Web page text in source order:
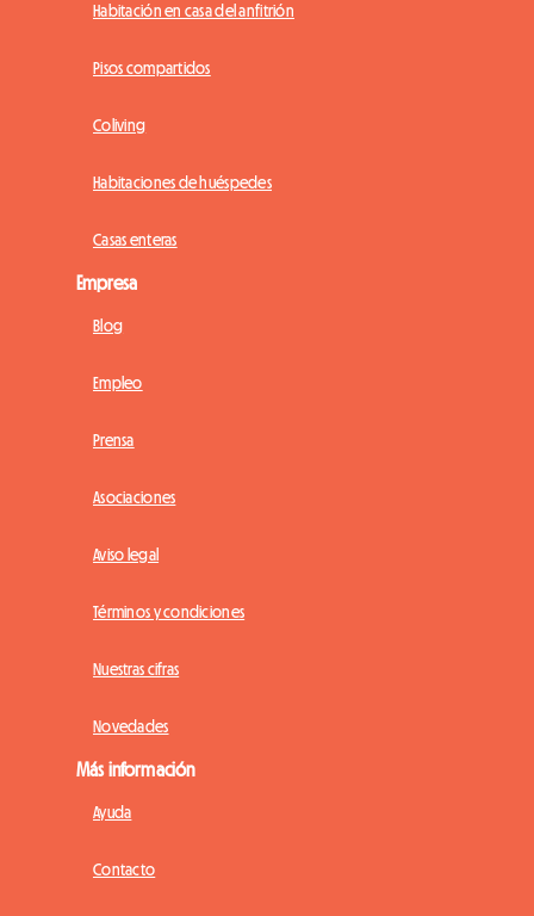
Habitación en casa del anfitrión
Pisos compartidos
Coliving
Habitaciones de huéspedes
Casas enteras
Empresa
Blog
Empleo
Prensa
Asociaciones
Aviso legal
Términos y condiciones
Nuestras cifras
Novedades
Más información
Ayuda
Contacto